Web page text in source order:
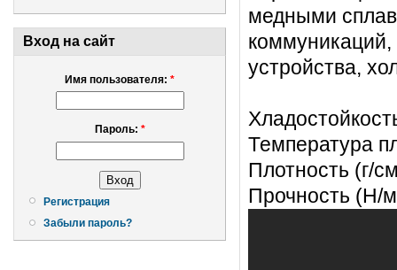
Вход на сайт
Имя пользователя: *
Пароль: *
Регистрация
Забыли пароль?
медными
устройства,
Температура
Плотность (г/
Прочность (Н/